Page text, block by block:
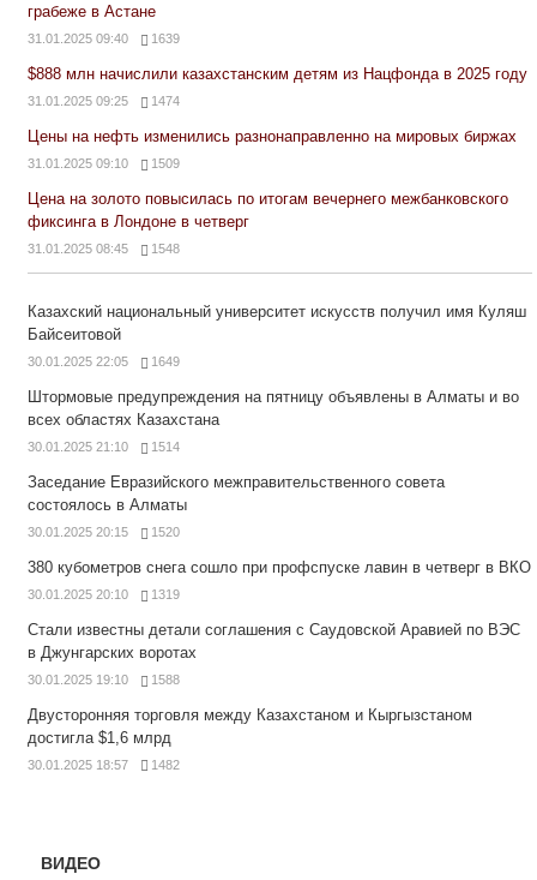
грабеже в Астане
31.01.2025 09:40 1639
$888 млн начислили казахстанским детям из Нацфонда в 2025 году
31.01.2025 09:25 1474
Цены на нефть изменились разнонаправленно на мировых биржах
31.01.2025 09:10 1509
Цена на золото повысилась по итогам вечернего межбанковского
фиксинга в Лондоне в четверг
31.01.2025 08:45 1548
Казахский национальный университет искусств получил имя Куляш
Байсеитовой
30.01.2025 22:05 1649
Штормовые предупреждения на пятницу объявлены в Алматы и во
всех областях Казахстана
30.01.2025 21:10 1514
Заседание Евразийского межправительственного совета
состоялось в Алматы
30.01.2025 20:15 1520
380 кубометров снега сошло при профспуске лавин в четверг в ВКО
30.01.2025 20:10 1319
Стали известны детали соглашения с Саудовской Аравией по ВЭС
в Джунгарских воротах
30.01.2025 19:10 1588
Двусторонняя торговля между Казахстаном и Кыргызстаном
достигла $1,6 млрд
30.01.2025 18:57 1482
ВИДЕО